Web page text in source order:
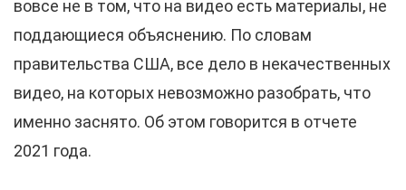
вовсе не в том, что на видео есть материалы, не
поддающиеся объяснению. По словам
правительства США, все дело в некачественных
видео, на которых невозможно разобрать, что
именно заснято. Об этом говорится в отчете
2021 года.